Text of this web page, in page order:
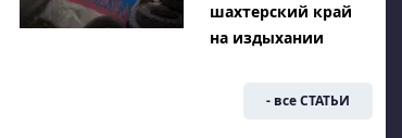
шахтерский край
на издыхании
- все СТАТЬИ